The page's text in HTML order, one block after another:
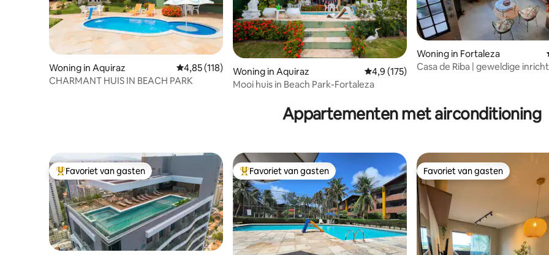
Woning in Aquiraz Gemiddelde beoordeling van 4,85 op 5, 118 recensies
4,85 (118)
CHARMANT HUIS IN BEACH PARK
Woning in Aquiraz Gemiddelde beoordeling van 4,9 op 5, 175
4,9 (175)
Mooi huis in Beach Park-Fortaleza
Woning in Fortaleza
Casa de Riba | geweldige
Appartementen met airconditioning
Topfavoriet van gasten
Favoriet van gasten Topfavoriet van gasten
Favoriet van gasten Favoriet van gasten
Favoriet van gasten